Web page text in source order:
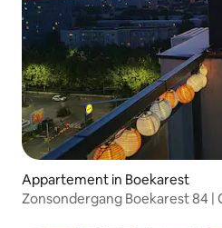
Appartement in Boekarest
Zonsondergang Boekarest 84 |